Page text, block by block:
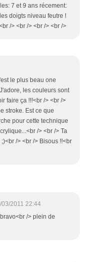
7 et 9 ans récement:
doigts niveau feutre !
/> <br /> <br /> <br />
le plus beau one
les couleurs sont
faire ça !!!<br /> <br />
stroke. Est ce que
pour cette technique
/> <br /> Ta
/> <br /> Bisous !!<br
03/2011 22:44
/> plein de